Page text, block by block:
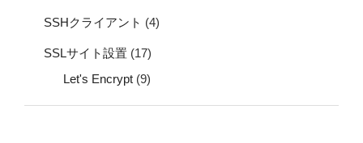
SSHクライアント (4)
SSLサイト設置 (17)
Let's Encrypt (9)